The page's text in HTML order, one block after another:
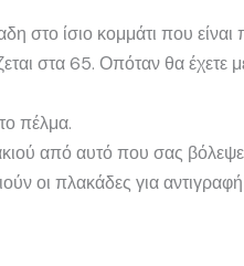
στο ίσιο κομμάτι που
στα 65. Οπόταν θα
πέλμα.
από αυτό που σας
οι πλακάδες για